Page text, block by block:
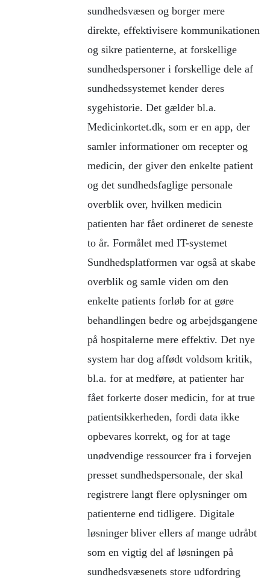
sundhedsvæsen og borger mere
direkte, effektivisere kommunikationen
og sikre patienterne, at forskellige
sundhedspersoner i forskellige dele af
sundhedssystemet kender deres
sygehistorie. Det gælder bl.a.
Medicinkortet.dk, som er en app, der
samler informationer om recepter og
medicin, der giver den enkelte patient
og det sundhedsfaglige personale
overblik over, hvilken medicin
patienten har fået ordineret de seneste
to år. Formålet med IT-systemet
Sundhedsplatformen var også at skabe
overblik og samle viden om den
enkelte patients forløb for at gøre
behandlingen bedre og arbejdsgangene
på hospitalerne mere effektiv. Det nye
system har dog affødt voldsom kritik,
bl.a. for at medføre, at patienter har
fået forkerte doser medicin, for at true
patientsikkerheden, fordi data ikke
opbevares korrekt, og for at tage
unødvendige ressourcer fra i forvejen
presset sundhedspersonale, der skal
registrere langt flere oplysninger om
patienterne end tidligere. Digitale
løsninger bliver ellers af mange udråbt
som en vigtig del af løsningen på
sundhedsvæsenets store udfordring